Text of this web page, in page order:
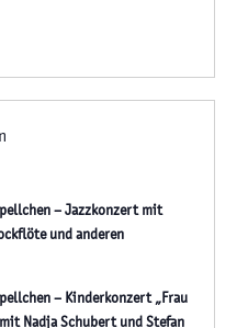
– Jazzkonzert mit
und anderen
– Kinderkonzert „Frau
Nadja Schubert und Stefan